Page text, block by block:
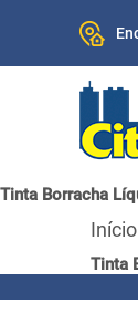
Tinta Borracha
Início
Tinta